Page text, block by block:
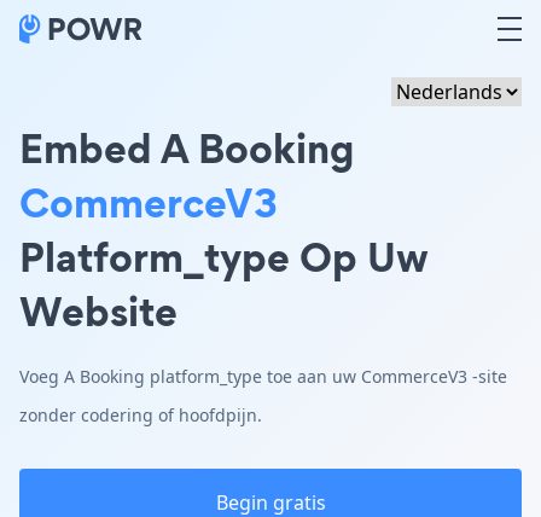
Embed A Booking
CommerceV3
Platform_type Op Uw
Website
Voeg A Booking platform_type toe aan uw CommerceV3 -site
zonder codering of hoofdpijn.
Begin gratis